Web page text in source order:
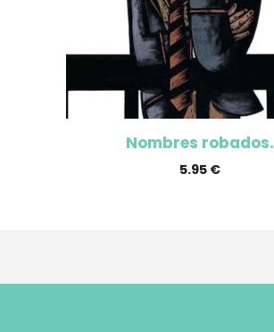
Nombres robados.
5.95 €